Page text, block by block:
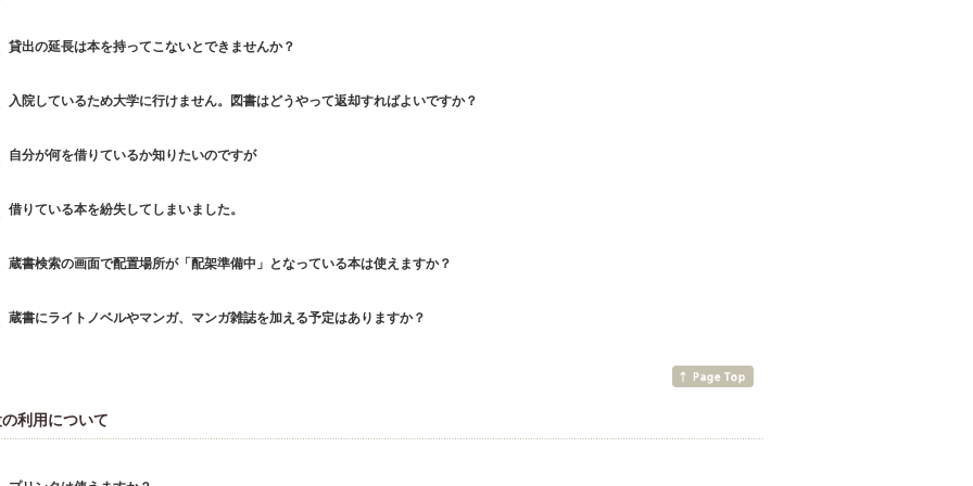
貸出の延長は本を持ってこないとできませんか？
入院しているため大学に行けません。図書はどうやって返却すればよいですか？
自分が何を借りているか知りたいのですが
借りている本を紛失してしまいました。
蔵書検索の画面で配置場所が「配架準備中」となっている本は使えますか？
蔵書にライトノベルやマンガ、マンガ雑誌を加える予定はありますか？
利用について